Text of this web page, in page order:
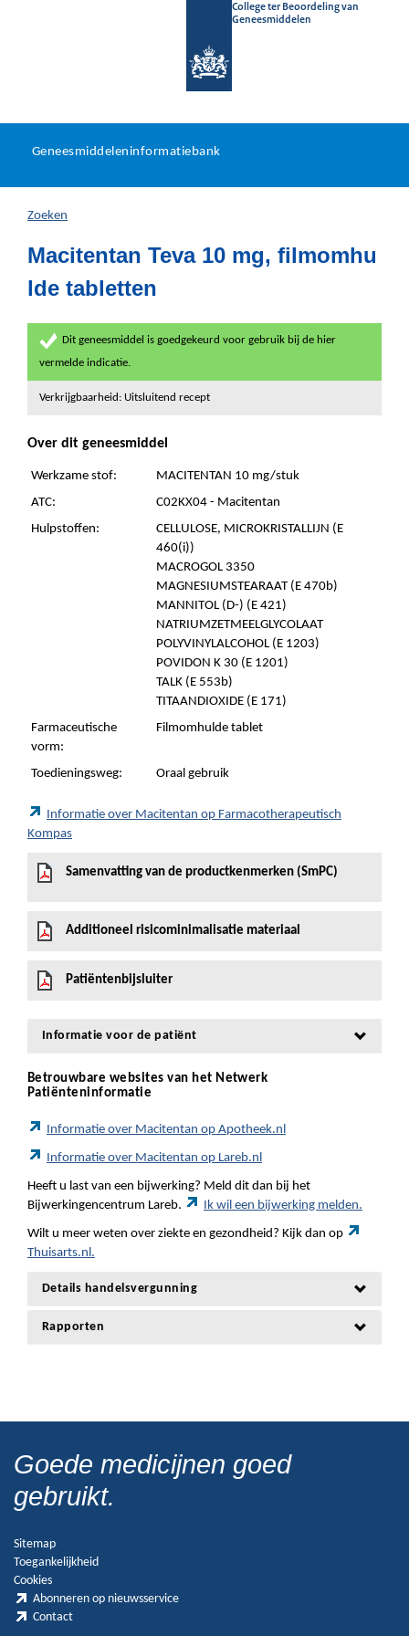
College ter Beoordeling van
Geneesmiddelen
U
hier:
Geneesmiddeleninformatiebank
Zoeken
Macitentan Teva 10 mg, filmomhu
lde tabletten
Dit geneesmiddel is goedgekeurd voor gebruik bij de hier
vermelde indicatie.
Verkrijgbaarheid: Uitsluitend recept
Over dit geneesmiddel
Werkzame stof:
MACITENTAN 10 mg/stuk
ATC:
C02KX04 - Macitentan
Hulpstoffen:
CELLULOSE, MICROKRISTALLIJN (E
460(i))
MACROGOL 3350
MAGNESIUMSTEARAAT (E 470b)
MANNITOL (D-) (E 421)
NATRIUMZETMEELGLYCOLAAT
POLYVINYLALCOHOL (E 1203)
POVIDON K 30 (E 1201)
TALK (E 553b)
TITAANDIOXIDE (E 171)
Farmaceutische
vorm:
Filmomhulde tablet
Toedieningsweg: Oraal gebruik
Informatie over Macitentan op Farmacotherapeutisch
Kompas
Samenvatting van de productkenmerken (SmPC)
Additioneel risicominimalisatie materiaal
Patiëntenbijsluiter
Informatie voor de patiënt
Betrouwbare websites van het Netwerk
Patiënteninformatie
Informatie over Macitentan op Apotheek.nl
Informatie over Macitentan op Lareb.nl
Heeft u last van een bijwerking? Meld dit dan bij het
Bijwerkingencentrum Lareb.
Ik wil een bijwerking melden.
Wilt u meer weten over ziekte en gezondheid? Kijk dan op
Thuisarts.nl.
Details handelsvergunning
Rapporten
Goede medicijnen goed
gebruikt.
Sitemap
Toegankelijkheid
Cookies
Abonneren op nieuwsservice
Contact